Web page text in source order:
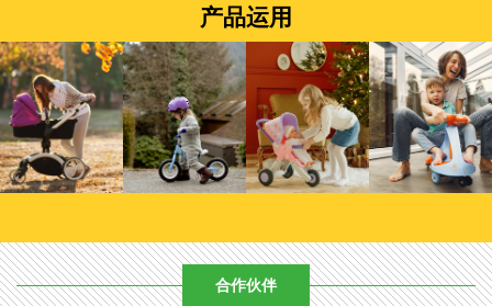
产品运用
合作伙伴